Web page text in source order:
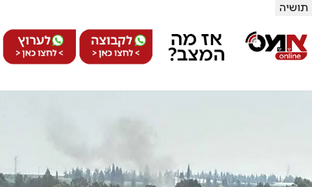
תושיה